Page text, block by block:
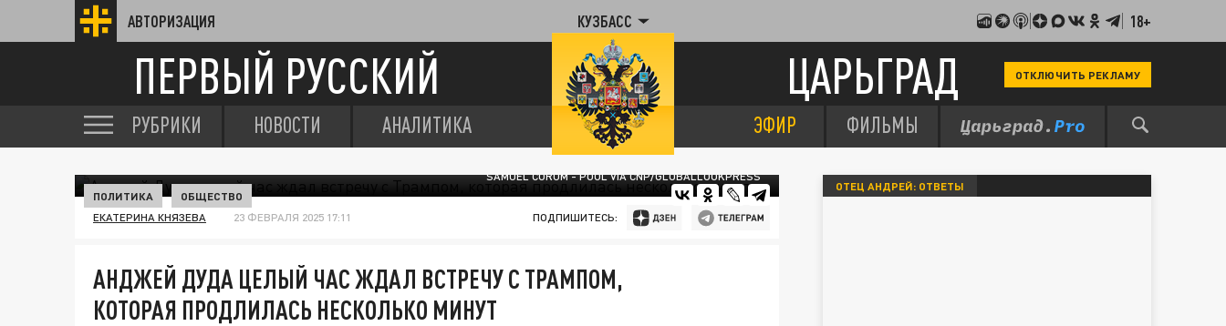
АВТОРИЗАЦИЯ КУЗБАСС 18+
ПЕРВЫЙ РУССКИЙ ЦАРЬГРАД ОТКЛЮЧИТЬ РЕКЛАМУ
РУБРИКИ НОВОСТИ АНАЛИТИКА ЭФИР ФИЛЬМЫ
SAMUEL CORUM - POOL VIA CNP/GLOBALLOOKPRESS
ПОЛИТИКА ОБЩЕСТВО
ЕКАТЕРИНА КНЯЗЕВА 23 ФЕВРАЛЯ 2025 17:11 ПОДПИШИТЕСЬ:
АНДЖЕЙ ДУДА ЦЕЛЫЙ ЧАС ЖДАЛ ВСТРЕЧУ С ТРАМПОМ,
КОТОРАЯ ПРОДЛИЛАСЬ НЕСКОЛЬКО МИНУТ
ОТЕЦ АНДРЕЙ: ОТВЕТЫ